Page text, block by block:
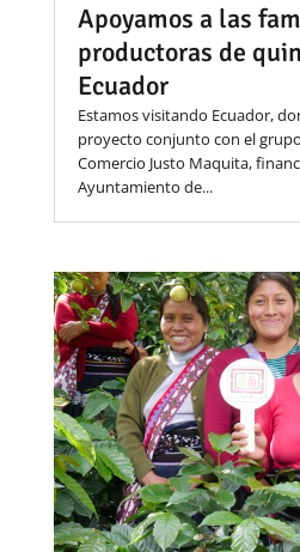
Apoyamos a las
productoras de
Ecuador
Estamos visitando Ecuador,
proyecto conjunto con el
Comercio Justo Maquita,
Ayuntamiento de...